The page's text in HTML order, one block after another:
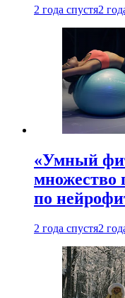
2 года спустя2
«Умный
множество
по
2 года спустя2